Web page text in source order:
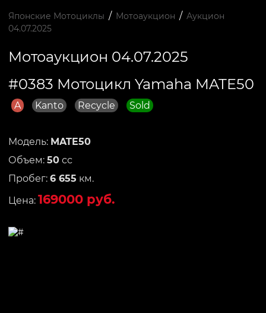
Японские Мотоциклы / Мотоаукцион / Аукцион
04.07.2025
Мотоаукцион 04.07.2025
#0383 Мотоцикл Yamaha MATE50
A Kanto Recycle Sold
Модель: MATE50
Объем: 50 сс
Пробег: 6 655 км.
Цена: 169000 руб.